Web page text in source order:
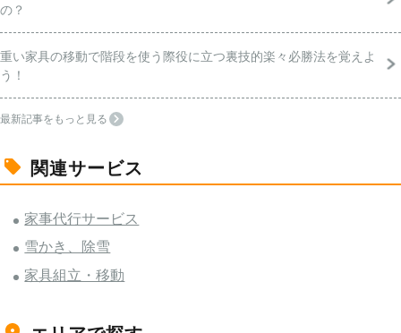
の？
重い家具の移動で階段を使う際役に立つ裏技的楽々必勝法を覚えよ
う！
最新記事をもっと見る
関連サービス
家事代行サービス
雪かき、除雪
家具組立・移動